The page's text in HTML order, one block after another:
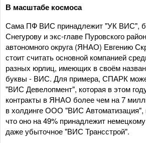
В масштабе космоса
Сама ПФ ВИС принадлежит "УК ВИС",
Снегурову и экс-главе Пуровского
автономного округа (ЯНАО) Евгению
стоит считать основной компанией
разных юрлиц, имеющих в своём
буквы - ВИС. Для примера, СПАРК
"ВИС Девелопмент", которая в этом
контракты в ЯНАО более чем на 7
в холдинге ООО "ВИС Автоматизация",
что оно на 49% принадлежит
даже убыточное "ВИС Трансстрой".